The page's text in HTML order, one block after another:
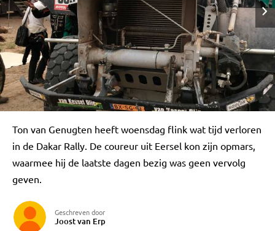
Ton van Genugten heeft woensdag flink wat tijd verloren
in de Dakar Rally. De coureur uit Eersel kon zijn opmars,
waarmee hij de laatste dagen bezig was geen vervolg
geven.
Geschreven door
Joost van Erp